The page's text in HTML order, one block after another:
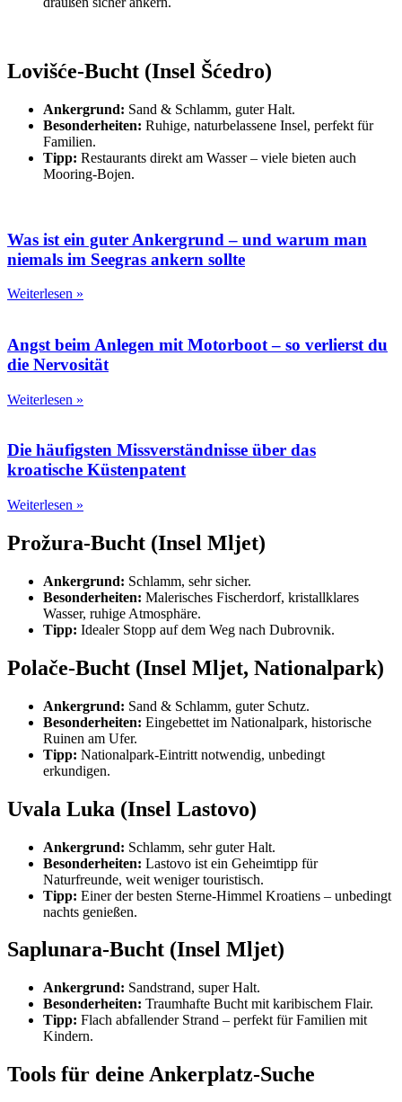
Lovišće-Bucht (Insel Šćedro)
Ankergrund: Sand & Schlamm, guter Halt.
Besonderheiten: Ruhige, naturbelassene Insel, perfekt für
Familien.
Tipp: Restaurants direkt am Wasser – viele bieten auch
Mooring-Bojen.
Was ist ein guter Ankergrund – und warum man
niemals im Seegras ankern sollte
Weiterlesen »
Angst beim Anlegen mit Motorboot – so verlierst du
die Nervosität
Weiterlesen »
Die häufigsten Missverständnisse über das
kroatische Küstenpatent
Weiterlesen »
Prožura-Bucht (Insel Mljet)
Ankergrund: Schlamm, sehr sicher.
Besonderheiten: Malerisches Fischerdorf, kristallklares
Wasser, ruhige Atmosphäre.
Tipp: Idealer Stopp auf dem Weg nach Dubrovnik.
Polače-Bucht (Insel Mljet, Nationalpark)
Ankergrund: Sand & Schlamm, guter Schutz.
Besonderheiten: Eingebettet im Nationalpark, historische
Ruinen am Ufer.
Tipp: Nationalpark-Eintritt notwendig, unbedingt
erkundigen.
Uvala Luka (Insel Lastovo)
Ankergrund: Schlamm, sehr guter Halt.
Besonderheiten: Lastovo ist ein Geheimtipp für
Naturfreunde, weit weniger touristisch.
Tipp: Einer der besten Sterne-Himmel Kroatiens – unbedingt
nachts genießen.
Saplunara-Bucht (Insel Mljet)
Ankergrund: Sandstrand, super Halt.
Besonderheiten: Traumhafte Bucht mit karibischem Flair.
Tipp: Flach abfallender Strand – perfekt für Familien mit
Kindern.
Tools für deine Ankerplatz-Suche